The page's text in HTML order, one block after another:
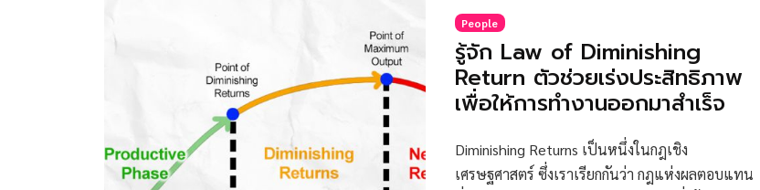
People
รู้จัก Law of Diminishing
Return ตัวช่วยเร่งประสิทธิภาพ
เพื่อให้การทำงานออกมาสำเร็จ
Diminishing Returns เป็นหนึ่งในกฎเชิง
เศรษฐศาสตร์ ซึ่งเราเรียกกันว่า กฎแห่งผลตอบแทน